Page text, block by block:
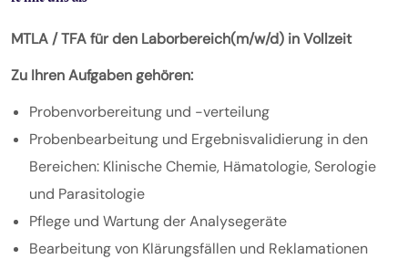
MTLA / TFA für den Laborbereich(m/w/d) in Vollzeit
Zu Ihren Aufgaben gehören:
Probenvorbereitung und -verteilung
Probenbearbeitung und Ergebnisvalidierung in den
Bereichen: Klinische Chemie, Hämatologie, Serologie
und Parasitologie
Pflege und Wartung der Analysegeräte
Bearbeitung von Klärungsfällen und Reklamationen